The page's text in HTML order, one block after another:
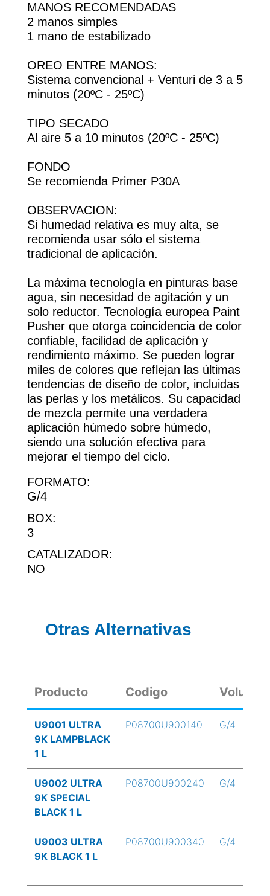
MANOS RECOMENDADAS
2 manos simples
1 mano de estabilizado
OREO ENTRE MANOS:
Sistema convencional + Venturi de 3 a 5
minutos (20ºC - 25ºC)
TIPO SECADO
Al aire 5 a 10 minutos (20ºC - 25ºC)
FONDO
Se recomienda Primer P30A
OBSERVACION:
Si humedad relativa es muy alta, se
recomienda usar sólo el sistema
tradicional de aplicación.
La máxima tecnología en pinturas base
agua, sin necesidad de agitación y un
solo reductor. Tecnología europea Paint
Pusher que otorga coincidencia de color
confiable, facilidad de aplicación y
rendimiento máximo. Se pueden lograr
miles de colores que reflejan las últimas
tendencias de diseño de color, incluidas
las perlas y los metálicos. Su capacidad
de mezcla permite una verdadera
aplicación húmedo sobre húmedo,
siendo una solución efectiva para
mejorar el tiempo del ciclo.
FORMATO:
G/4
BOX:
3
CATALIZADOR:
NO
Otras Alternativas
Producto Codigo Volumen
U9001 ULTRA
9K LAMPBLACK
1 L
P08700U900140 G/4
U9002 ULTRA
9K SPECIAL
BLACK 1 L
P08700U900240 G/4
U9003 ULTRA
9K BLACK 1 L
P08700U900340 G/4